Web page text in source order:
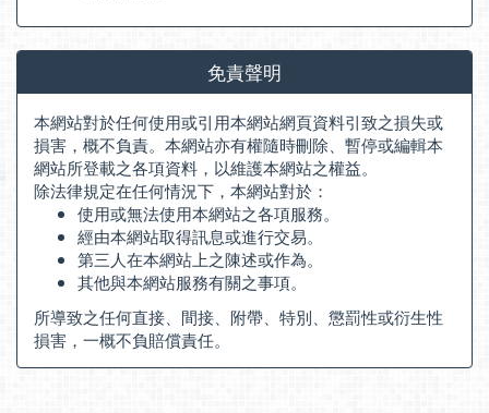
免責聲明
本網站對於任何使用或引用本網站網頁資料引致之損失或
損害，概不負責。本網站亦有權隨時刪除、暫停或編輯本
網站所登載之各項資料，以維護本網站之權益。
除法律規定在任何情況下，本網站對於：
使用或無法使用本網站之各項服務。
經由本網站取得訊息或進行交易。
第三人在本網站上之陳述或作為。
其他與本網站服務有關之事項。
所導致之任何直接、間接、附帶、特別、懲罰性或衍生性
損害，一概不負賠償責任。